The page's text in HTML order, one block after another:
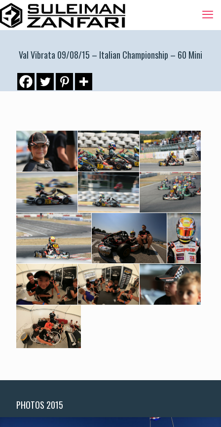
Val Vibrata 09/08/15 – Italian Championship – 60 Mini
PHOTOS 2015